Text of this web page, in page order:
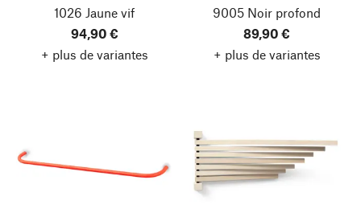
1026 Jaune vif
94,90 €
+ plus de variantes
9005 Noir profond
89,90 €
+ plus de variantes